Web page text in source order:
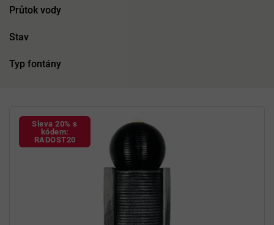
Průtok vody
Stav
Typ fontány
Sleva 20% s
kódem:
RADOST20